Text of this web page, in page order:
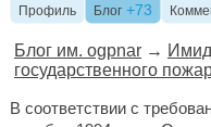
Профиль Блог +73
Блог им. ogpnar →
государственного
В соответствии с